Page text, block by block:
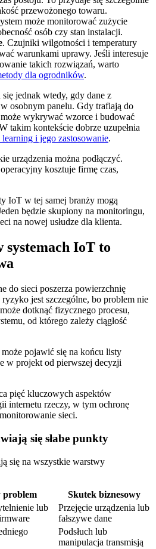
przewożonego towaru.
może monitorować zużycie
osób czy stan instalacji.
. Czujniki wilgotności i temperatury
warunkami uprawy. Jeśli interesuje
takich rozwiązań, warto
dla ogrodników.
jednak wtedy, gdy dane z
osobnym panelu. Gdy trafiają do
wykrywać wzorce i budować
takim kontekście dobrze uzupełnia
learning i jego zastosowanie.
urządzenia można podłączyć.
kosztuje firmę czas,
IoT w tej samej branży mogą
będzie skupiony na monitoringu,
na nowej usłudze dla klienta.
systemach IoT to
do sieci poszerza powierzchnię
jest szczególne, bo problem nie
dotknąć fizycznego procesu,
od którego zależy ciągłość
pojawić się na końcu listy
w projekt od pierwszej decyzji
się słabe punkty
się na wszystkie warstwy
problem
Skutek biznesowy
lub
Przejęcie urządzenia lub
fałszywe dane
Podsłuch lub
manipulacja transmisją